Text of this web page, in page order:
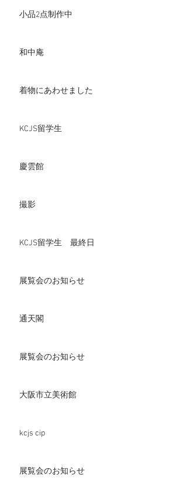
小品2点制作中
和中庵
着物にあわせました
KCJS留学生
慶雲館
撮影
KCJS留学生 最終日
展覧会のお知らせ
通天閣
展覧会のお知らせ
大阪市立美術館
kcjs cip
展覧会のお知らせ